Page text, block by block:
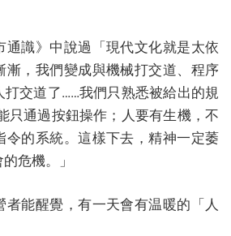
通識》中說過「現代文化就是太依
漸，我們變成與機械打交道、程序
打交道了……我們只熟悉被給出的規
只通過按鈕操作；人要有生機，不
令的系統。這樣下去，精神一定萎
危機。」
者能醒覺，有一天會有温暖的「人